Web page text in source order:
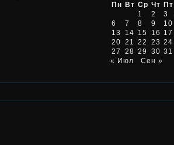
Пн Вт Ср Чт Пт
1
2 3
6
7 8 9 10
13
14 15 16 17
20 21 22 23 24
27
28 29 30 31
« Июл
Сен »